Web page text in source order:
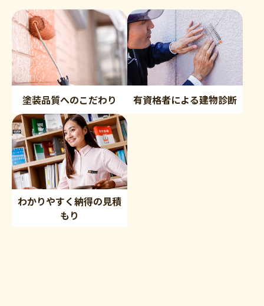
塗装品質へのこだわり 有資格者による建物診断
わかりやすく納得の見積
もり